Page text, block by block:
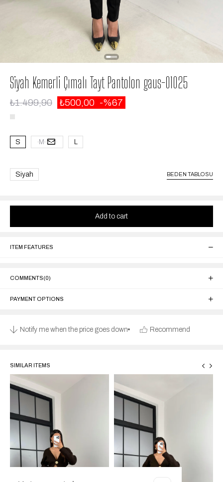
Siyah Kemerli Çımalı Tayt Pantolon gaus-01025
₺1.499,90 ₺500,00 67
S M L
Siyah BEDEN TABLOSU
ITEM FEATURES
COMMENTS(0)
PAYMENT OPTIONS
Notify me when the price goes down Recommend
SIMILAR ITEMS